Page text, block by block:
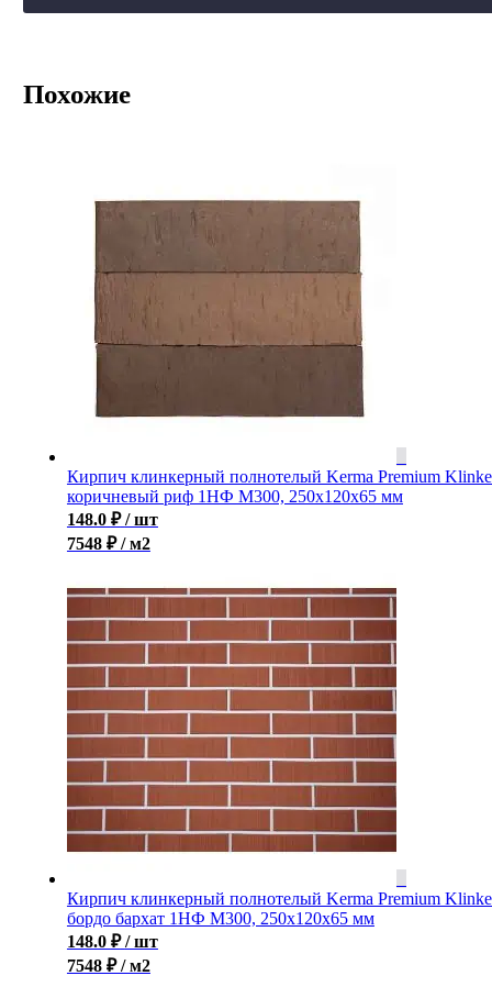
Похожие
Кирпич клинкерный полнотелый Kerma Premium
коричневый риф 1НФ M300, 250x120x65 мм
148.0 ₽ / шт
7548 ₽ / м2
Кирпич клинкерный полнотелый Kerma Premium
бордо бархат 1НФ M300, 250x120x65 мм
148.0 ₽ / шт
7548 ₽ / м2